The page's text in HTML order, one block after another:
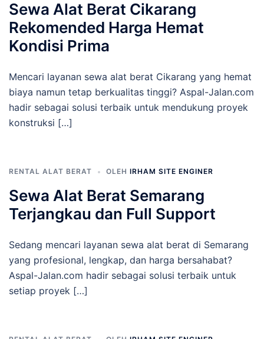
Sewa Alat Berat Cikarang
Rekomended Harga Hemat
Kondisi Prima
Mencari layanan sewa alat berat Cikarang yang hemat
biaya namun tetap berkualitas tinggi? Aspal-Jalan.com
hadir sebagai solusi terbaik untuk mendukung proyek
konstruksi […]
RENTAL ALAT BERAT OLEH IRHAM SITE ENGINER
Sewa Alat Berat Semarang
Terjangkau dan Full Support
Sedang mencari layanan sewa alat berat di Semarang
yang profesional, lengkap, dan harga bersahabat?
Aspal-Jalan.com hadir sebagai solusi terbaik untuk
setiap proyek […]